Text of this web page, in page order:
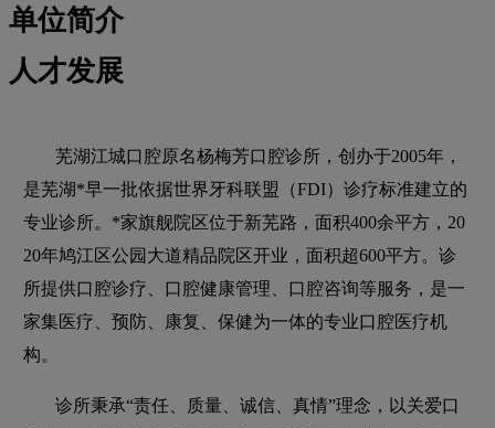
单位简介
人才发展
芜湖江城口腔原名杨梅芳口腔诊所，创办于2005年，
是芜湖*早一批依据世界牙科联盟（FDI）诊疗标准建立的
专业诊所。*家旗舰院区位于新芜路，面积400余平方，20
20年鸠江区公园大道精品院区开业，面积超600平方。诊
所提供口腔诊疗、口腔健康管理、口腔咨询等服务，是一
家集医疗、预防、康复、保健为一体的专业口腔医疗机
构。
诊所秉承“责任、质量、诚信、真情”理念，以关爱口